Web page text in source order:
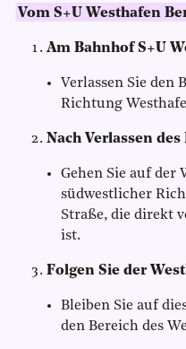
Vom S+U Westhafen
Am Bahnhof S+U
Verlassen Sie den
Richtung
Nach Verlassen
Gehen Sie auf der
südwestlicher
Straße, die direkt
ist.
Folgen Sie der
Bleiben Sie auf
den Bereich des